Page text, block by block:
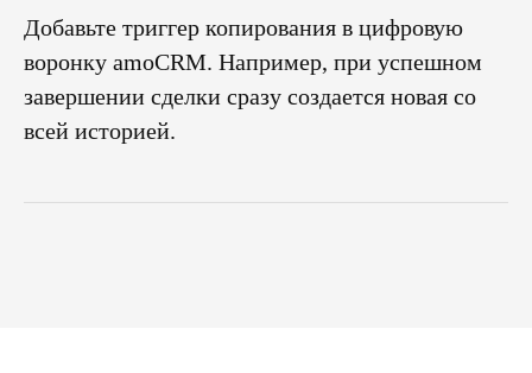
Добавьте триггер копирования в цифровую
воронку amoCRM. Например, при успешном
завершении сделки сразу создается новая со
всей историей.